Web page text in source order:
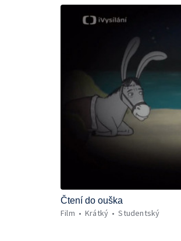
Čtení do ouška
Film Krátký Studentský